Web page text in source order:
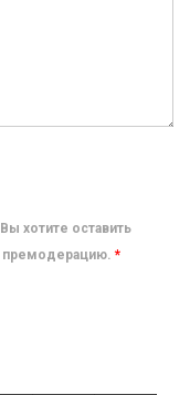
хотите оставить
премодерацию. *